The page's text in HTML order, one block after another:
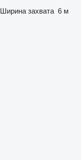
Ширина захвата 6 м